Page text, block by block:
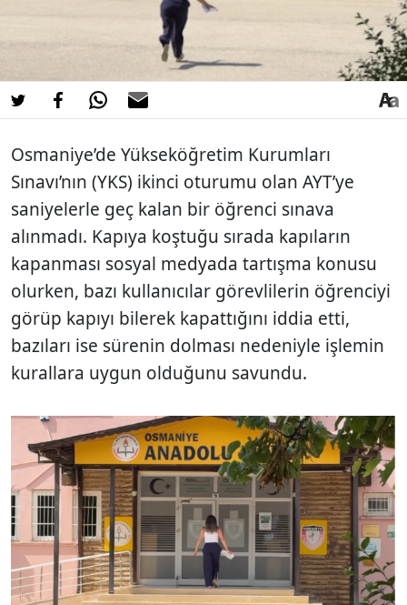
Osmaniye’de Yükseköğretim Kurumları
Sınavı’nın (YKS) ikinci oturumu olan AYT’ye
saniyelerle geç kalan bir öğrenci sınava
alınmadı. Kapıya koştuğu sırada kapıların
kapanması sosyal medyada tartışma konusu
olurken, bazı kullanıcılar görevlilerin öğrenciyi
görüp kapıyı bilerek kapattığını iddia etti,
bazıları ise sürenin dolması nedeniyle işlemin
kurallara uygun olduğunu savundu.